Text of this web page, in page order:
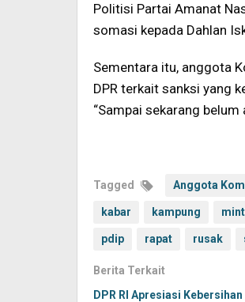
Politisi Partai Amanat
somasi kepada Dahlan
Sementara itu, anggota
DPR terkait sanksi yang
“Sampai sekarang
Tagged Anggota
kabar kampung
pdip rapat rusak
Berita Terkait
DPR RI Apresiasi